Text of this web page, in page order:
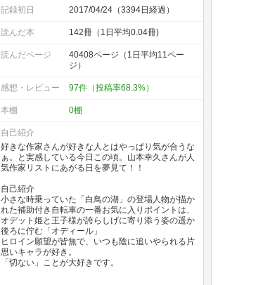
記録初日 2017/04/24（3394日経過）
読んだ本 142冊（1日平均0.04冊)
読んだページ
40408ページ（1日平均11ペー
ジ）
感想・レビュー 97件（投稿率68.3%）
本棚 0棚
自己紹介
好きな作家さんが好きな人とはやっぱり気が合うな
ぁ。と実感している今日この頃。山本幸久さんが人
気作家リストにあがる日を夢見て！！
自己紹介
小さな時乗っていた「白鳥の湖」の登場人物が描か
れた補助付き自転車の一番お気に入りポイントは、
オデット姫と王子様が誇らしげに寄り添う姿の遥か
後ろに佇む「オディール」
ヒロイン願望が皆無で、いつも陰に追いやられる片
思いキャラが好き。
「切ない」ことが大好きです。